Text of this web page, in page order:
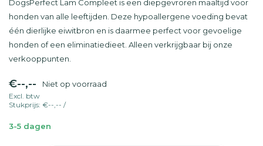
DogsPerfect Lam Compleet is een diepgevroren maaltijd voor
honden van alle leeftijden. Deze hypoallergene voeding bevat
één dierlijke eiwitbron en is daarmee perfect voor gevoelige
honden of een eliminatiedieet. Alleen verkrijgbaar bij onze
verkooppunten.
€--,-- Niet op voorraad
Excl. btw
Stukprijs: €--,-- /
3-5 dagen